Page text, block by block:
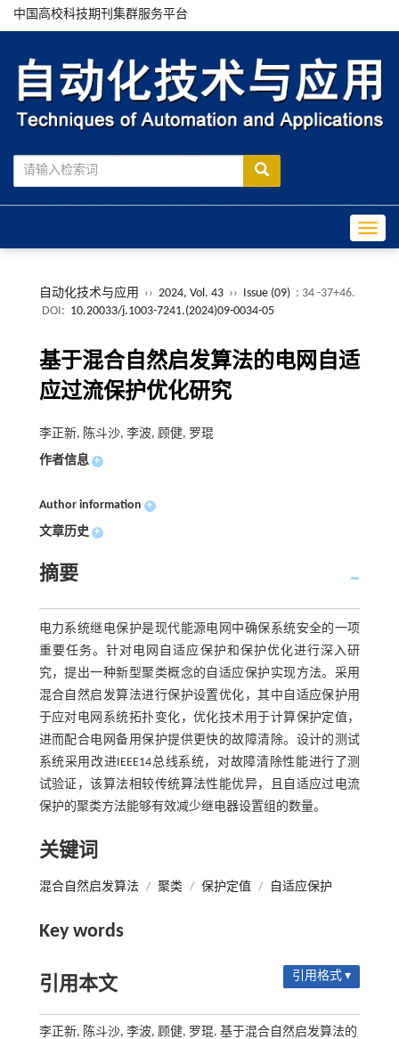
中国高校科技期刊集群服务平台
自动化技术与应用 ›› 2024, Vol. 43 ›› Issue (09) : 34 -37+46.
DOI: 10.20033/j.1003-7241.(2024)09-0034-05
基于混合自然启发算法的电网自适
应过流保护优化研究
李正新, 陈斗沙, 李波, 顾健, 罗琨
作者信息 +
Author information +
文章历史 +
摘要
电力系统继电保护是现代能源电网中确保系统安全的一项
重要任务。针对电网自适应保护和保护优化进行深入研
究，提出一种新型聚类概念的自适应保护实现方法。采用
混合自然启发算法进行保护设置优化，其中自适应保护用
于应对电网系统拓扑变化，优化技术用于计算保护定值，
进而配合电网备用保护提供更快的故障清除。设计的测试
系统采用改进IEEE14总线系统，对故障清除性能进行了测
试验证，该算法相较传统算法性能优异，且自适应过电流
保护的聚类方法能够有效减少继电器设置组的数量。
关键词
混合自然启发算法 / 聚类 / 保护定值 / 自适应保护
Key words
引用本文 引用格式 ▾
李正新, 陈斗沙, 李波, 顾健, 罗琨. 基于混合自然启发算法的